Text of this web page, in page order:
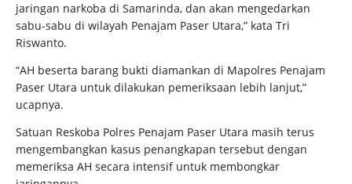
jaringan narkoba di Samarinda, dan akan mengedarkan
sabu-sabu di wilayah Penajam Paser Utara,” kata Tri
Riswanto.
“AH beserta barang bukti diamankan di Mapolres Penajam
Paser Utara untuk dilakukan pemeriksaan lebih lanjut,”
ucapnya.
Satuan Reskoba Polres Penajam Paser Utara masih terus
mengembangkan kasus penangkapan tersebut dengan
memeriksa AH secara intensif untuk membongkar